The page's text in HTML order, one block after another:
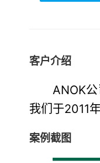
客户介绍
ANOK
我们于2011
案例截图